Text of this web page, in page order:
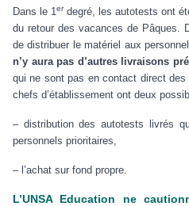
Dans le 1erdegré, les autotests ont
du retour des vacances de Pâques.
de distribuer le matériel aux
n’y aura pas d’autres livraisons
qui ne sont pas en contact direct
chefs d’établissement ont deux
–distribution des autotests livrés
personnels prioritaires,
– l’achat sur fond propre.
L’UNSA Education ne